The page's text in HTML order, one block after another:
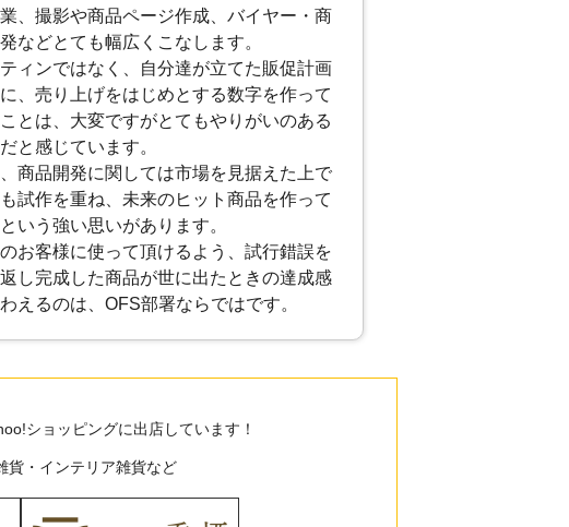
、撮影や商品ページ作成、バイヤー・商
などとても幅広くこなします。
ィンではなく、自分達が立てた販促計画
、売り上げをはじめとする数字を作って
とは、大変ですがとてもやりがいのある
と感じています。
商品開発に関しては市場を見据えた上で
試作を重ね、未来のヒット商品を作って
いう強い思いがあります。
お客様に使って頂けるよう、試行錯誤を
し完成した商品が世に出たときの達成感
えるのは、OFS部署ならではです。
ショッピングに出店しています！
貨・インテリア雑貨など